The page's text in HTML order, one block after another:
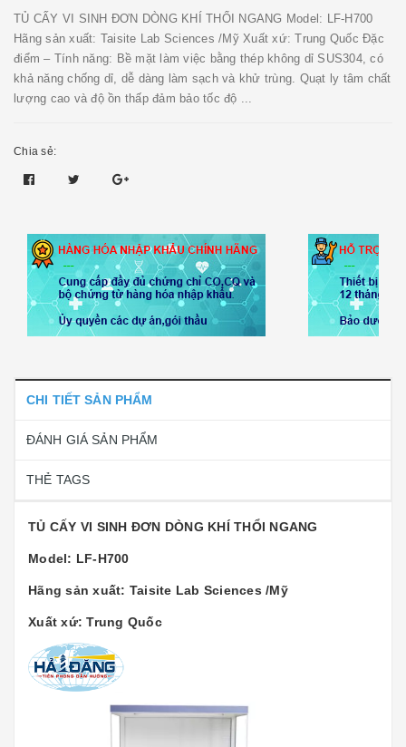
TỦ CẤY VI SINH ĐƠN DÒNG KHÍ THỔI NGANG Model: LF-H700
Hãng sản xuất: Taisite Lab Sciences /Mỹ Xuất xứ: Trung Quốc Đặc
điểm – Tính năng: Bề mặt làm việc bằng thép không dỉ SUS304, có
khả năng chống dỉ, dễ dàng làm sạch và khử trùng. Quạt ly tâm chất
lượng cao và độ ồn thấp đảm bảo tốc độ ...
Chia sẻ:
CHI TIẾT SẢN PHẨM
ĐÁNH GIÁ SẢN PHẨM
THẺ TAGS
TỦ CẤY VI SINH ĐƠN DÒNG KHÍ THỔI NGANG
Model: LF-H700
Hãng sản xuất: Taisite Lab Sciences /Mỹ
Xuất xứ: Trung Quốc